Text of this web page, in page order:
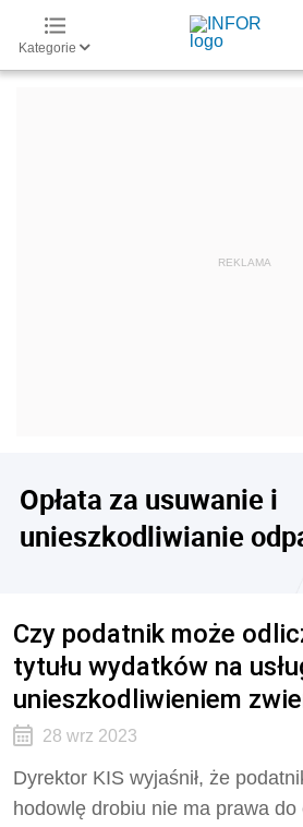
Kategorie
Opłata za usuwanie i
unieszkodliwianie
Czy podatnik może
tytułu wydatków na
unieszkodliwieniem
28 wrz 2023
Dyrektor KIS wyjaśnił, że
hodowlę drobiu nie ma prawa